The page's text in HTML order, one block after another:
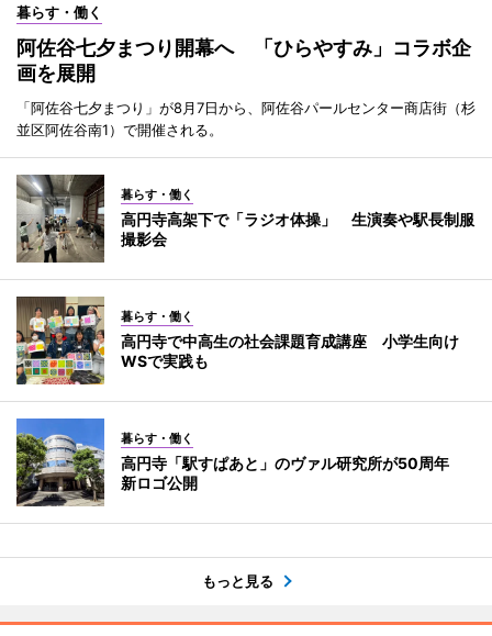
暮らす・働く
阿佐谷七夕まつり開幕へ 「ひらやすみ」コラボ企
画を展開
「阿佐谷七夕まつり」が8月7日から、阿佐谷パールセンター商店街（杉
並区阿佐谷南1）で開催される。
暮らす・働く
高円寺高架下で「ラジオ体操」 生演奏や駅長制服
撮影会
暮らす・働く
高円寺で中高生の社会課題育成講座 小学生向け
WSで実践も
暮らす・働く
高円寺「駅すぱあと」のヴァル研究所が50周年
新ロゴ公開
もっと見る